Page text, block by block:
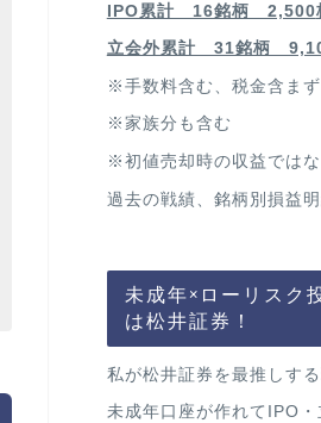
IPO累計 16銘柄 2,500
立会外累計 31銘柄
※手数料含む、税金含まず
※家族分も含む
※初値売却時の収益では
過去の戦績、銘柄別損益
未成年×ローリスク
は松井証券！
私が松井証券を最推しす
未成年口座が作れてIPO